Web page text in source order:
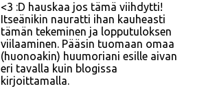
<3 :D hauskaa jos tämä viihdytti!
Itseänikin nauratti ihan kauheasti
tämän tekeminen ja lopputuloksen
viilaaminen. Pääsin tuomaan omaa
(huonoakin) huumoriani esille aivan
eri tavalla kuin blogissa
kirjoittamalla.